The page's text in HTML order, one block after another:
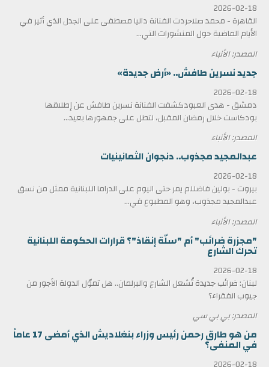
2026-02-18
القاهرة - محمد صلاحردت الفنانة داليا مصطفى على الجدل الذي أثير في
الأيام الماضية حول المنشورات التي...
المصدر: الأنباء
جديد نسرين طافش.. «أرض جديدة»
2026-02-18
دمشق - هدى العبودكشفت الفنانة نسرين طافش عن إطلاقها
بودكاست خلال رمضان المقبل، لتطل على جمهورها بعيد...
المصدر: الأنباء
عبدالمجيد مجذوب.. دنجوان الثمانينيات
2026-02-18
بيروت - بولين فاضللم يمر حتى اليوم على الدراما اللبنانية ممثل من نسق
عبدالمجيد مجذوب، وهو المطبوع في...
المصدر: الأنباء
"مجزرة ضرائب" أم "سلّة إنقاذ"؟ قرارات الحكومة اللبنانية
تحرك الشارع
2026-02-18
لبنان: ضرائب جديدة تُشعل الشارع والبرلمان.. هل تموّل الدولة الأجور من
جيوب الفقراء؟
المصدر: بي بي سي
من هو طارق رحمن رئيس وزراء بنغلاديش الذي أمضى 17 عاماً
في المنفى؟